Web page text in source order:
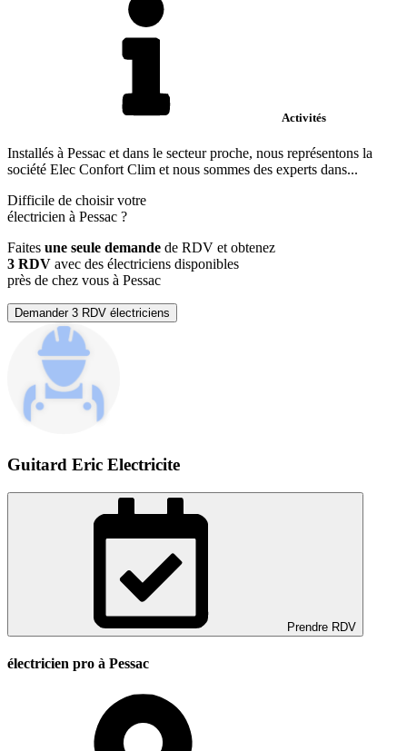
Activités
Installés à Pessac et dans le secteur proche, nous représentons la
société Elec Confort Clim et nous sommes des experts dans...
Difficile de choisir votre
électricien à Pessac ?
Faites une seule demande de RDV et obtenez
3 RDV avec des électriciens disponibles
près de chez vous à Pessac
Demander 3 RDV électriciens
Guitard Eric Electricite
Prendre RDV
électricien pro à Pessac